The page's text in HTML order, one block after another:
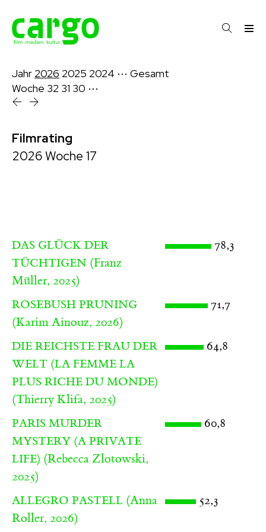
Jahr 2026 2025 2024 ⋯ Gesamt
Woche 32 31 30 ⋯
Filmrating
2026 Woche 17
DAS GLÜCK DER
TÜCHTIGEN (Franz
Müller, 2025)
78,3
ROSEBUSH PRUNING
(Karim Ainouz, 2026)
71,7
DIE REICHSTE FRAU DER
WELT (LA FEMME LA
PLUS RICHE DU MONDE)
(Thierry Klifa, 2025)
64,8
PARIS MURDER
MYSTERY (A PRIVATE
LIFE) (Rebecca Zlotowski,
2025)
60,8
ALLEGRO PASTELL (Anna
Roller, 2026)
52,3